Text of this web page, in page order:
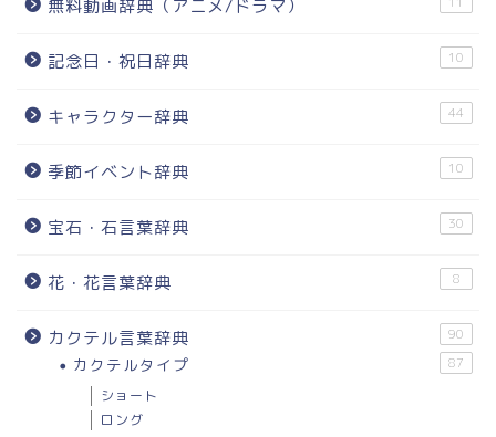
無料動画辞典（アニメ/ドラマ）
記念日・祝日辞典 10
キャラクター辞典 44
季節イベント辞典 10
宝石・石言葉辞典 30
花・花言葉辞典 8
カクテル言葉辞典 90
カクテルタイプ 87
ショート
ロング